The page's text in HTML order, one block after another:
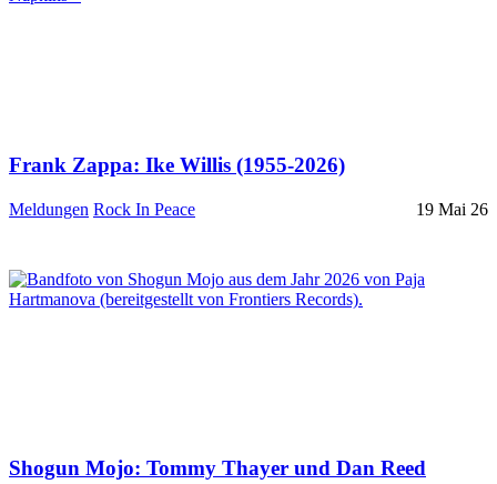
Frank Zappa: Ike Willis (1955-2026)
Meldungen Rock In Peace 19 Mai 26
Shogun Mojo: Tommy Thayer und Dan Reed